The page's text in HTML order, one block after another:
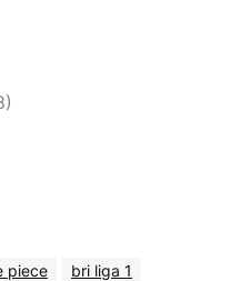
piece
bri liga 1